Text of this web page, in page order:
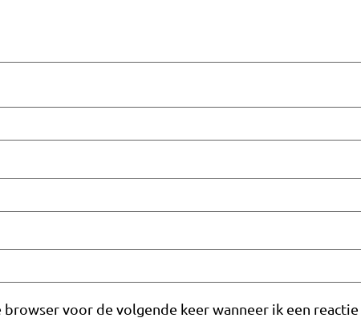
voor de volgende keer wanneer ik een